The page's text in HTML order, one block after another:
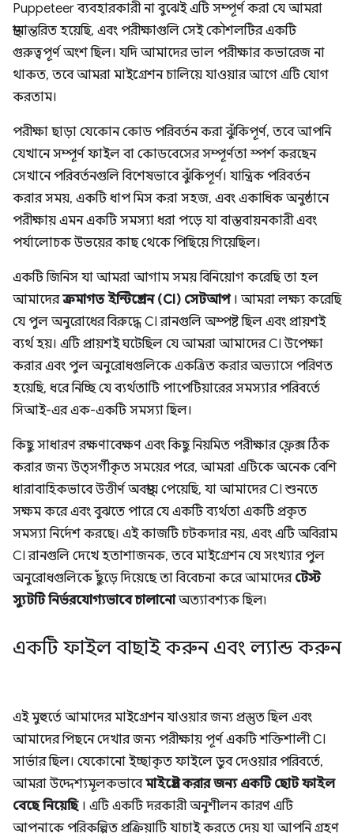
Puppeteer ব্যবহারকারী না বুঝেই এটি সম্পূর্ণ করা যে আমরা
স্থানান্তরিত হয়েছি, এবং পরীক্ষাগুলি সেই কৌশলটির একটি
গুরুত্বপূর্ণ অংশ ছিল। যদি আমাদের ভাল পরীক্ষার কভারেজ না
থাকত, তবে আমরা মাইগ্রেশন চালিয়ে যাওয়ার আগে এটি যোগ
করতাম।
পরীক্ষা ছাড়া যেকোন কোড পরিবর্তন করা ঝুঁকিপূর্ণ, তবে আপনি
যেখানে সম্পূর্ণ ফাইল বা কোডবেসের সম্পূর্ণতা স্পর্শ করছেন
সেখানে পরিবর্তনগুলি বিশেষভাবে ঝুঁকিপূর্ণ। যান্ত্রিক পরিবর্তন
করার সময়, একটি ধাপ মিস করা সহজ, এবং একাধিক অনুষ্ঠানে
পরীক্ষায় এমন একটি সমস্যা ধরা পড়ে যা বাস্তবায়নকারী এবং
পর্যালোচক উভয়ের কাছ থেকে পিছিয়ে গিয়েছিল।
একটি জিনিস যা আমরা আগাম সময় বিনিয়োগ করেছি তা হল
আমাদেরক্রমাগত ইন্টিগ্রেশন (CI) সেটআপ। আমরা লক্ষ্য করেছি
যে পুল অনুরোধের বিরুদ্ধে CI রানগুলি অস্পষ্ট ছিল এবং প্রায়শই
ব্যর্থ হয়। এটি প্রায়শই ঘটেছিল যে আমরা আমাদের CI উপেক্ষা
করার এবং পুল অনুরোধগুলিকে একত্রিত করার অভ্যাসে পরিণত
হয়েছি, ধরে নিচ্ছি যে ব্যর্থতাটি পাপেটিয়ারের সমস্যার পরিবর্তে
সিআই-এর এক-একটি সমস্যা ছিল।
কিছু সাধারণ রক্ষণাবেক্ষণ এবং কিছু নিয়মিত পরীক্ষার ফ্লেক্স ঠিক
করার জন্য উত্সর্গীকৃত সময়ের পরে, আমরা এটিকে অনেক বেশি
ধারাবাহিকভাবে উত্তীর্ণ অবস্থায় পেয়েছি, যা আমাদের CI শুনতে
সক্ষম করে এবং বুঝতে পারে যে একটি ব্যর্থতা একটি প্রকৃত
সমস্যা নির্দেশ করছে। এই কাজটি চটকদার নয়, এবং এটি অবিরাম
CI রানগুলি দেখে হতাশাজনক, তবে মাইগ্রেশন যে সংখ্যার পুল
অনুরোধগুলিকে ছুঁড়ে দিয়েছে তা বিবেচনা করে আমাদের টেস্ট
স্যুটটি নির্ভরযোগ্যভাবে চালানোঅত্যাবশ্যক ছিল৷
একটি ফাইল বাছাই করুন এবং ল্যান্ড করুন
এই মুহুর্তে আমাদের মাইগ্রেশন যাওয়ার জন্য প্রস্তুত ছিল এবং
আমাদের পিছনে দেখার জন্য পরীক্ষায় পূর্ণ একটি শক্তিশালী CI
সার্ভার ছিল। যেকোনো ইচ্ছাকৃত ফাইলে ডুব দেওয়ার পরিবর্তে,
আমরা উদ্দেশ্যমূলকভাবেমাইগ্রেট করার জন্য একটি ছোট ফাইল
বেছে নিয়েছি। এটি একটি দরকারী অনুশীলন কারণ এটি
আপনাকে পরিকল্পিত প্রক্রিয়াটি যাচাই করতে দেয় যা আপনি গ্রহণ